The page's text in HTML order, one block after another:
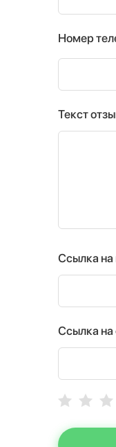
Номер
Текст
Ссылка на
Ссылка